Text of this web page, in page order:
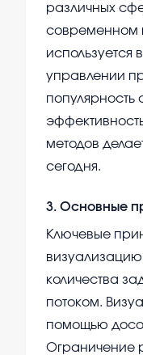
различных
современном
используется
управлении
популярность
методов
сегодня.
3. Основные
Ключевые
количества
потоком.
помощью
Ограничение